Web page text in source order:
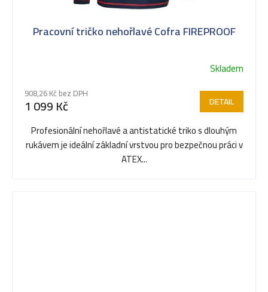
Pracovní tričko nehořlavé Cofra FIREPROOF
Skladem
908,26 Kč bez DPH
1 099 Kč DETAIL
Profesionální nehořlavé a antistatické triko s dlouhým
rukávem je ideální základní vrstvou pro bezpečnou práci v
ATEX...